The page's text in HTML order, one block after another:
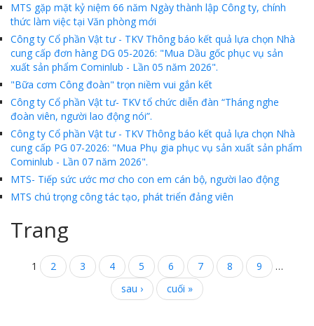
MTS - ĐẢM BẢO CHẤT LƯỢNG VẬT TƯ NGÀNH MỎ
MTS: 60 NĂM TIÊN PHONG KIẾN TẠO GIÁ TRỊ BỀN VỮNG
Video quy trình Bỏ phiếu Bầu cử sắp tới
MTS: 5 NĂM - TỪ ĐẠI HỘI ĐẾN ĐẠI HỘI
Cách phòng chống covid-19 tại nơi làm việc
Cominlub: Dấu ấn 20 năm 12/11 (1997-2017)
MTS: Hưởng ứng tháng "An toàn-Vệ sinh lao động"
MTS: Sự kiện nổi bật trong tháng 3
MTS gặp mặt kỷ niệm 66 năm Ngày thành lập Công ty, chính
thức làm việc tại Văn phòng mới
Công ty Cổ phần Vật tư - TKV Thông báo kết quả lựa chọn Nhà
cung cấp đơn hàng DG 05-2026: "Mua Dầu gốc phục vụ sản
xuất sản phẩm Cominlub - Lần 05 năm 2026".
"Bữa cơm Công đoàn" trọn niềm vui gắn kết
Công ty Cổ phần Vật tư- TKV tổ chức diễn đàn “Tháng nghe
đoàn viên, người lao động nói”.
Công ty Cổ phần Vật tư - TKV Thông báo kết quả lựa chọn Nhà
cung cấp PG 07-2026: "Mua Phụ gia phục vụ sản xuất sản phẩm
Cominlub - Lần 07 năm 2026".
MTS- Tiếp sức ước mơ cho con em cán bộ, người lao động
MTS chú trọng công tác tạo, phát triển đảng viên
Trang
1 2 3 4 5 6 7 8 9
…
sau ›
cuối »